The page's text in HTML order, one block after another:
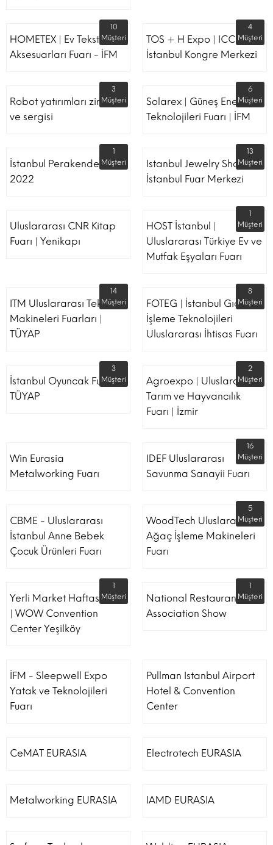
HOMETEX | Ev Tekstili Ve
Aksesuarları Fuarı - İFM
10
Müşteri
TOS + H Expo | ICC -
İstanbul Kongre Merkezi
4
Müşteri
Robot yatırımları zirvesi
ve sergisi
3
Müşteri
Solarex | Güneş Enerjisi &
Teknolojileri Fuarı | İFM
6
Müşteri
İstanbul Perakende Fuarı
2022
1
Müşteri
Istanbul Jewelry Show |
İstanbul Fuar Merkezi
13
Müşteri
Uluslararası CNR Kitap
Fuarı | Yenikapı
HOST İstanbul |
Uluslararası Türkiye Ev ve
Mutfak Eşyaları Fuarı
1
Müşteri
ITM Uluslararası Tekstil
Makineleri Fuarları |
TÜYAP
14
Müşteri
FOTEG | İstanbul Gıda
İşleme Teknolojileri
Uluslararası İhtisas Fuarı
8
Müşteri
İstanbul Oyuncak Fuarı -
TÜYAP
3
Müşteri
Agroexpo | Uluslararası
Tarım ve Hayvancılık
Fuarı | İzmir
2
Müşteri
Win Eurasia
Metalworking Fuarı
IDEF Uluslararası
Savunma Sanayii Fuarı
16
Müşteri
CBME - Uluslararası
İstanbul Anne Bebek
Çocuk Ürünleri Fuarı
WoodTech Uluslararası
Ağaç İşleme Makineleri
Fuarı
5
Müşteri
Yerli Market Haftası Fuarı
| WOW Convention
Center Yeşilköy
1
Müşteri
National Restaurant
Association Show
1
Müşteri
İFM - Sleepwell Expo
Yatak ve Teknolojileri
Fuarı
Pullman Istanbul Airport
Hotel & Convention
Center
CeMAT EURASIA Electrotech EURASIA
Metalworking EURASIA IAMD EURASIA